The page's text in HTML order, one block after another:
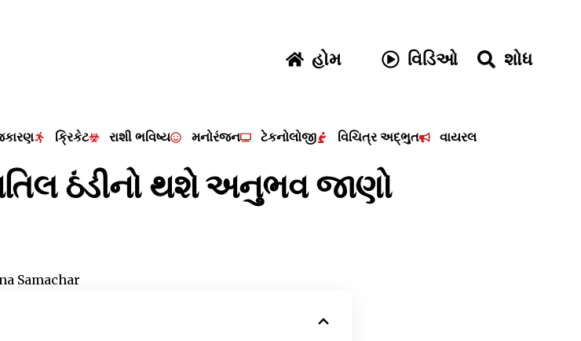
હોમ વિડિઓ શોધ
ક્રિકેટ રાશી ભવિષ્ય મનોરંજન ટેકનોલોજી વિચિત્ર અદ્ભુત વાયરલ
ઠંડીનો થશે અનુભવ જાણો
Samachar